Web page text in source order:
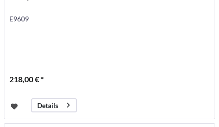
E9609
218,00 € *
Details